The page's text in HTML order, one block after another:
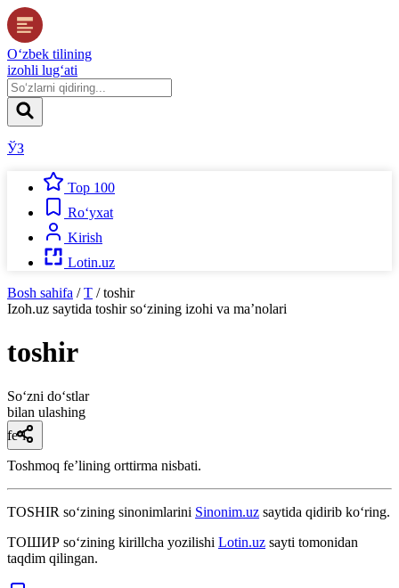
O‘zbek tilining
izohli lug‘ati
ЎЗ
Top 100
Ro‘yxat
Kirish
Lotin.uz
Bosh sahifa / T / toshir
Izoh.uz saytida toshirso‘zining izohi va ma’nolari
toshir
So‘zni do‘stlar
bilan ulashing
fe’l
Toshmoq feʼlining orttirma nisbati.
TOSHIR so‘zining sinonimlarini Sinonim.uz saytida qidirib ko‘ring.
ТОШИР so‘zining kirillcha yozilishi Lotin.uz sayti tomonidan
taqdim qilingan.